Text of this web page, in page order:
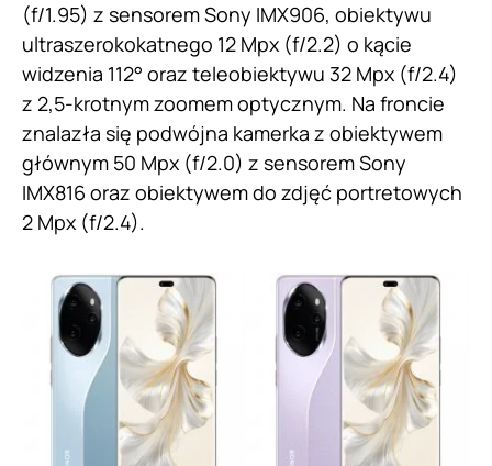
(f/1.95) z sensorem Sony IMX906, obiektywu
ultraszerokokatnego 12 Mpx (f/2.2) o kącie
widzenia 112° oraz teleobiektywu 32 Mpx (f/2.4)
z 2,5-krotnym zoomem optycznym. Na froncie
znalazła się podwójna kamerka z obiektywem
głównym 50 Mpx (f/2.0) z sensorem Sony
IMX816 oraz obiektywem do zdjęć portretowych
2 Mpx (f/2.4).